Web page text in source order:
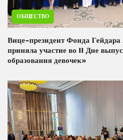
ОБЩЕСТВО
Вице-президент Фонда
приняла участие во II Дне
образования девочек»